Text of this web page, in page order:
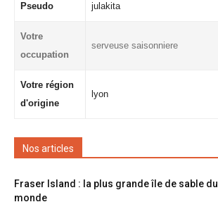
Pseudo julakita
Votre
occupation
serveuse saisonniere
Votre région
d'origine
lyon
Nos articles
Fraser Island : la plus grande île de sable du
monde